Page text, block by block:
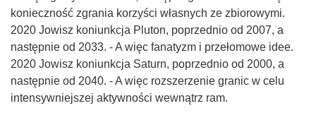
konieczność zgrania korzyści własnych ze zbiorowymi.
2020 Jowisz koniunkcja Pluton, poprzednio od 2007, a
następnie od 2033. - A więc fanatyzm i przełomowe idee.
2020 Jowisz koniunkcja Saturn, poprzednio od 2000, a
następnie od 2040. - A więc rozszerzenie granic w celu
intensywniejszej aktywności wewnątrz ram.